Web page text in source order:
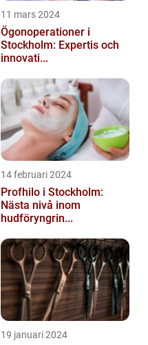
11 mars 2024
Ögonoperationer i
Stockholm: Expertis och
innovati...
14 februari 2024
Profhilo i Stockholm:
Nästa nivå inom
hudföryngrin...
19 januari 2024